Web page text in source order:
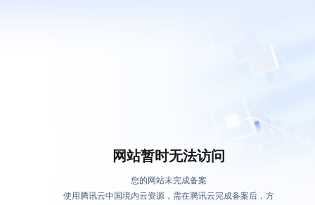
网站暂时无法访问
您的网站未完成备案
使用腾讯云中国境内云资源，需在腾讯云完成备案后，方